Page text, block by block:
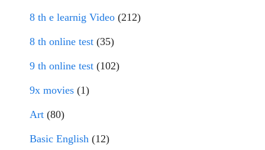
8 th e learnig Video (212)
8 th online test (35)
9 th online test (102)
9x movies (1)
Art (80)
Basic English (12)